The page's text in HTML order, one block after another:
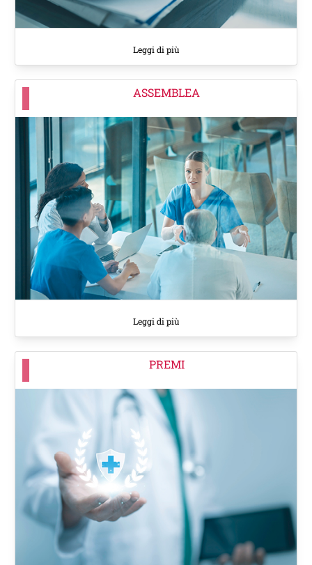
Leggi di più
ASSEMBLEA
Leggi di più
PREMI